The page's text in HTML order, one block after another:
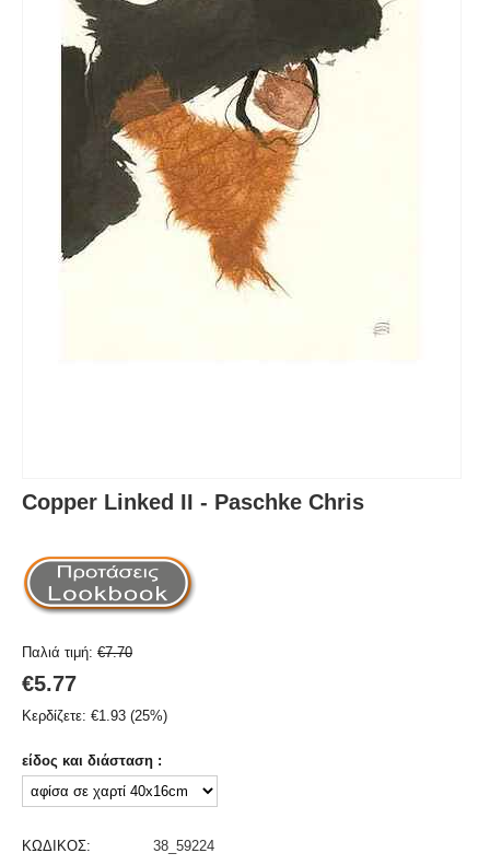
Copper Linked II - Paschke Chris
Παλιά τιμή: €7.70
€5.77
Κερδίζετε: €1.93 (25%)
είδος και διάσταση :
ΚΩΔΙΚΟΣ:
38_59224